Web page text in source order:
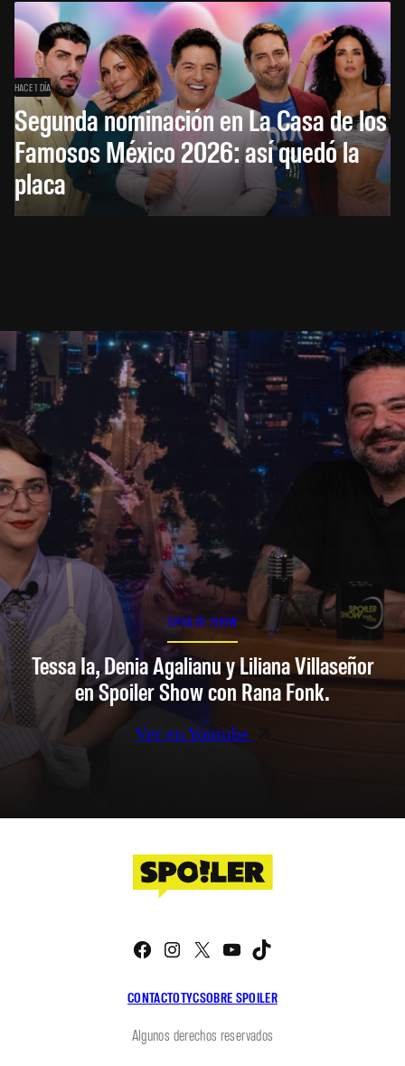
HACE 1 DÍA
Segunda nominación en La Casa de los
Famosos México 2026: así quedó la
placa
SPOILER SHOW
Tessa Ia, Denia Agalianu y Liliana Villaseñor
en Spoiler Show con Rana Fonk.
Ver en Youtube
CONTACTOTYCSOBRE SPOILER
Facebook
Instagram
X YouTube
Algunos derechos reservados